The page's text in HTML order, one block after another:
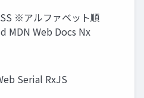
※アルファベット順
MDN Web Docs Nx
Serial RxJS